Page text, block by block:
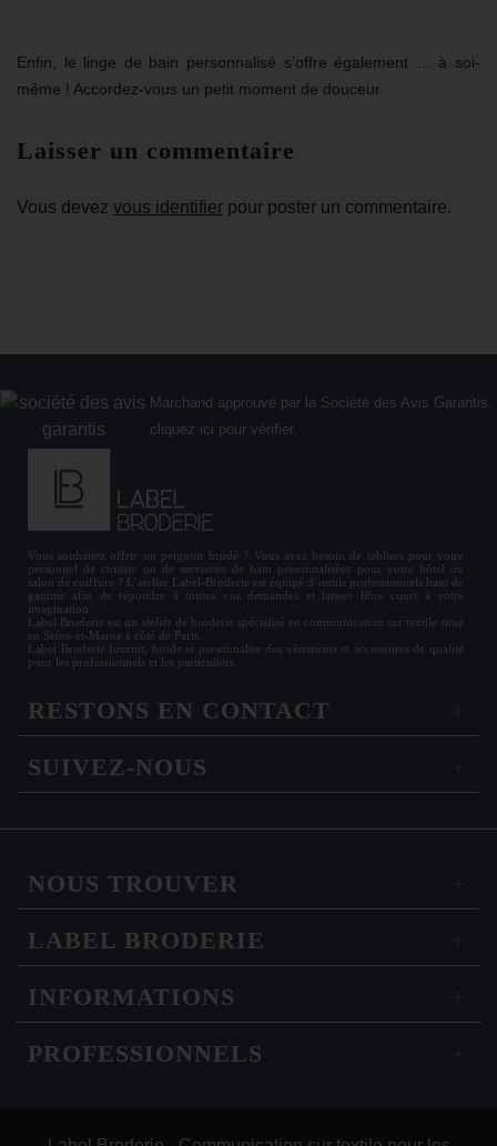
Enfin, le linge de bain personnalisé s’offre également … à soi-
même ! Accordez-vous un petit moment de douceur.
Laisser un commentaire
Vous devez vous identifier pour poster un commentaire.
Marchand approuvé par la Société des Avis Garantis,
cliquez ici pour vérifier.
Vous souhaitez offrir un peignoir brodé ? Vous avez besoin de tabliers pour votre
personnel de cuisine ou de serviettes de bain personnalisées pour votre hôtel ou
salon de coiffure ? L’atelier Label-Broderie est équipé d’outils professionnels haut de
gamme afin de répondre à toutes vos demandes et laisser libre court à votre
imagination.
Label Broderie est un atelier de broderie spécialisé en communication sur textile situé
en Seine-et-Marne à côté de Paris.
Label Broderie fournit, brode et personnalise des vêtements et accessoires de qualité
pour les professionnels et les particuliers.
RESTONS EN CONTACT
SUIVEZ-NOUS
NOUS TROUVER
LABEL BRODERIE
INFORMATIONS
PROFESSIONNELS